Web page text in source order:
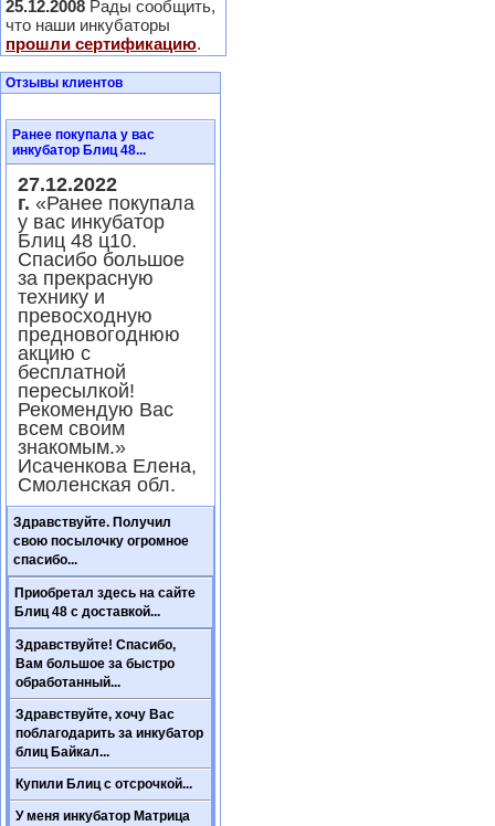
25.12.2008 Рады сообщить,
что наши инкубаторы
прошли сертификацию.
Отзывы клиентов
Ранее покупала у вас
инкубатор Блиц 48...
27.12.2022
г. «Ранее покупала
у вас инкубатор
Блиц 48 ц10.
Спасибо большое
за прекрасную
технику и
превосходную
предновогоднюю
акцию с
бесплатной
пересылкой!
Рекомендую Вас
всем своим
знакомым.»
Исаченкова Елена,
Смоленская обл.
Здравствуйте. Получил
свою посылочку огромное
спасибо...
Приобретал здесь на сайте
Блиц 48 с доставкой...
Здравствуйте! Спасибо,
Вам большое за быстро
обработанный...
Здравствуйте, хочу Вас
поблагодарить за инкубатор
блиц Байкал...
Купили Блиц с отсрочкой...
У меня инкубатор Матрица